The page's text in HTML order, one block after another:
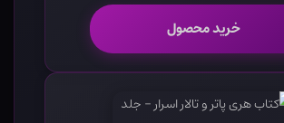
خرید محصول